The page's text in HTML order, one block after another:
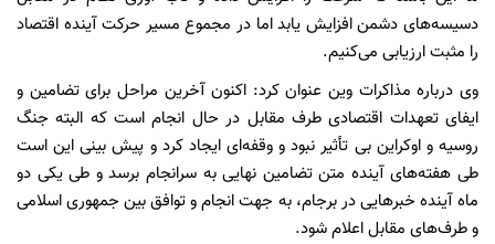
دسیسه‌های دشمن افزایش یابد اما در مجموع مسیر حرکت آینده اقتصاد
را مثبت ارزیابی می‌کنیم.
وی درباره مذاکرات وین عنوان کرد: اکنون آخرین مراحل برای تضامین و
ایفای تعهدات اقتصادی طرف مقابل در حال انجام است که البته جنگ
روسیه و اوکراین بی تأثیر نبود و وقفه‌ای ایجاد کرد و پیش بینی این است
طی هفته‌های آینده متن تضامین نهایی به سرانجام برسد و طی یکی دو
ماه آینده خبرهایی در برجام، به جهت انجام و توافق بین جمهوری اسلامی
و طرف‌های مقابل اعلام شود.